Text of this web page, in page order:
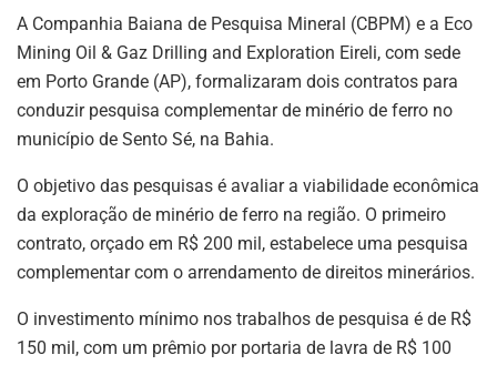
at
s
A
p
p
k
e
dI
n
c
e
b
o
o
k
e
gr
a
m
ai
l
ar
e
A Companhia Baiana de Pesquisa Mineral (CBPM) e a Eco
Mining Oil & Gaz Drilling and Exploration Eireli, com sede
em Porto Grande (AP), formalizaram dois contratos para
conduzir pesquisa complementar de minério de ferro no
município de Sento Sé, na Bahia.
O objetivo das pesquisas é avaliar a viabilidade econômica
da exploração de minério de ferro na região. O primeiro
contrato, orçado em R$ 200 mil, estabelece uma pesquisa
complementar com o arrendamento de direitos minerários.
O investimento mínimo nos trabalhos de pesquisa é de R$
150 mil, com um prêmio por portaria de lavra de R$ 100